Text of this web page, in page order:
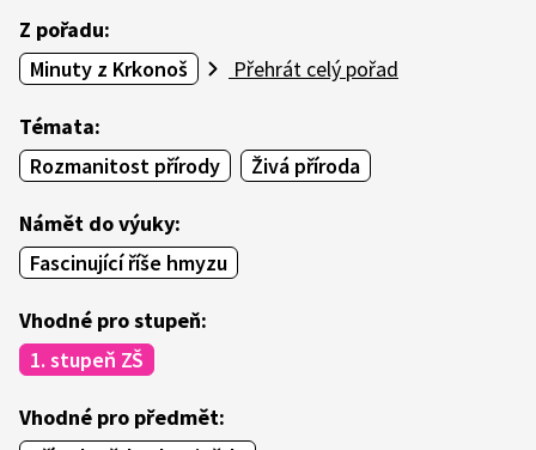
Z pořadu:
Minuty z Krkonoš
Přehrát celý pořad
Témata:
Rozmanitost přírody
Živá příroda
Námět do výuky:
Fascinující říše hmyzu
Vhodné pro stupeň:
1. stupeň ZŠ
Vhodné pro předmět: